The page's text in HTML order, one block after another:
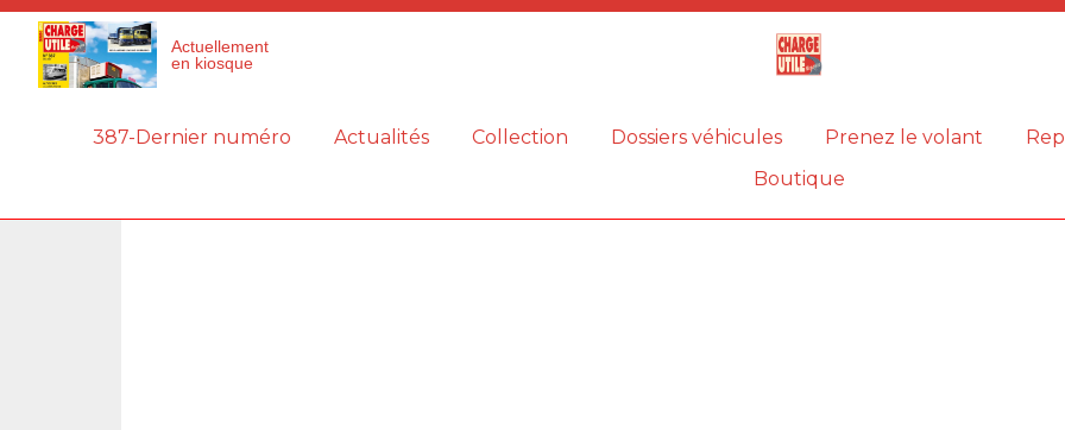
Actuellement
en kiosque
387-Dernier numéro Actualités Collection Dossiers véhicules Prenez le volant
Boutique
Panneau de gestion des cookies